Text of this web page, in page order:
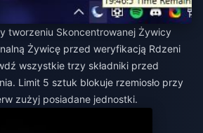
tworzeniu Skoncentrowanej Żywicy
Żywicę przed weryfikacją Rdzeni
wszystkie trzy składniki przed
Limit 5 sztuk blokuje rzemiosło przy
zużyj posiadane jednostki.